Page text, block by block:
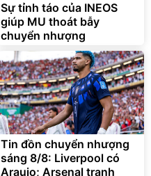
Sự tỉnh táo của INEOS
giúp MU thoát bẫy
chuyển nhượng
Tin đồn chuyển nhượng
sáng 8/8: Liverpool có
Araujo; Arsenal tranh